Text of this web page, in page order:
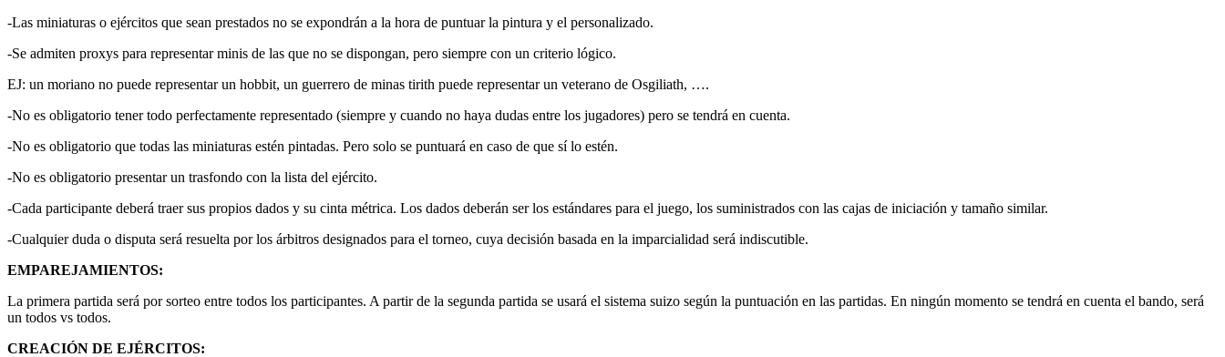
-Las miniaturas o ejércitos que sean prestados no se expondrán a la hora de puntuar la pintura y el personalizado.
-Se admiten proxys para representar minis de las que no se dispongan, pero siempre con un criterio lógico.
EJ: un moriano no puede representar un hobbit, un guerrero de minas tirith puede representar un veterano de Osgiliath, ….
-No es obligatorio tener todo perfectamente representado (siempre y cuando no haya dudas entre los jugadores) pero se tendrá en cuenta.
-No es obligatorio que todas las miniaturas estén pintadas. Pero solo se puntuará en caso de que sí lo estén.
-No es obligatorio presentar un trasfondo con la lista del ejército.
-Cada participante deberá traer sus propios dados y su cinta métrica. Los dados deberán ser los estándares para el juego, los suministrados con las cajas de iniciación y tamaño similar.
-Cualquier duda o disputa será resuelta por los árbitros designados para el torneo, cuya decisión basada en la imparcialidad será indiscutible.
EMPAREJAMIENTOS:
La primera partida será por sorteo entre todos los participantes. A partir de la segunda partida se usará el sistema suizo según la puntuación en las partidas. En ningún momento se tendrá en cuenta el bando, será
un todos vs todos.
CREACIÓN DE EJÉRCITOS: